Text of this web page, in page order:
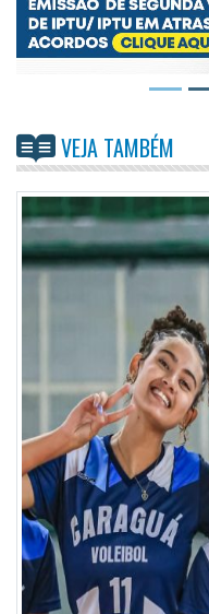
VEJA TAMBÉM